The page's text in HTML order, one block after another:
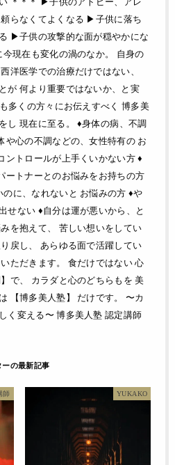
らなくてよくなる ▶︎子供に落ち
▶︎子供の攻撃的な面が穏やかにな
現在も変化の渦のなか。 自身の
洋医学での治療だけではない、
が 何より重要ではないか、と実
多くの方々にお伝えすべく 博多美
し 現在に至る。 ♦身体の病、不調
や心の不調などの、女性特有の お
ントロールが上手くいかない方 ♦
ートナーとのお悩みをお持ちの方
に、なれないと お悩みの方 ♦や
せない ♦自分は運が悪いから、と
を抱えて、 苦しい想いをしてい
戻し、 あらゆる面で活躍してい
ただきます。 食だけではない 心
で、 カラダと心のどちらもを 美
【博多美人塾】 だけです。 〜カ
く変える〜 博多美人塾 認定講師
師 YUKAKO